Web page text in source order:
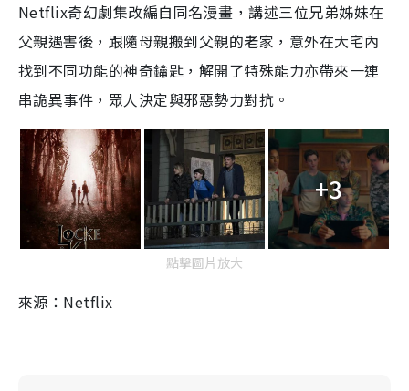
Netflix奇幻劇集改編自同名漫畫，講述三位兄弟姊妹在
父親遇害後，跟隨母親搬到父親的老家，意外在大宅內
找到不同功能的神奇鑰匙，解開了特殊能力亦帶來一連
串詭異事件，眾人決定與邪惡勢力對抗。
+3
點擊圖片放大
來源：Netflix